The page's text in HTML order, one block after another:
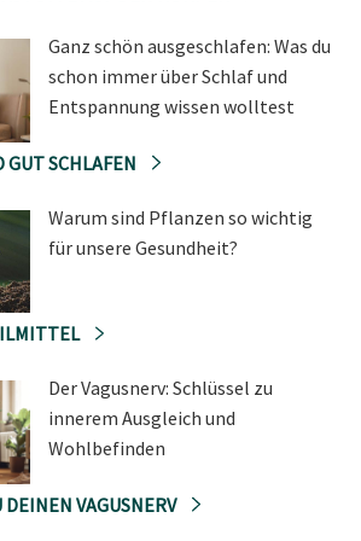
Ganz schön ausgeschlafen: Was du
schon immer über Schlaf und
Entspannung wissen wolltest
SCHLAFEN
Warum sind Pflanzen so wichtig
für unsere Gesundheit?
Der Vagusnerv: Schlüssel zu
innerem Ausgleich und
Wohlbefinden
VAGUSNERV